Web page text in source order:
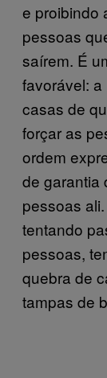
e proibindo
pessoas
saírem. É
favorável:
casas de
forçar as
ordem
de garantia
pessoas
tentando
pessoas,
quebra de
tampas de